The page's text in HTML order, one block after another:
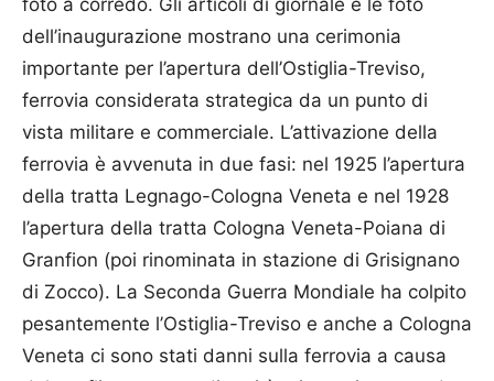
dell’inaugurazione mostrano una cerimonia
importante per l’apertura dell’Ostiglia-Treviso,
ferrovia considerata strategica da un punto di
vista militare e commerciale. L’attivazione della
ferrovia è avvenuta in due fasi: nel 1925 l’apertura
della tratta Legnago-Cologna Veneta e nel 1928
l’apertura della tratta Cologna Veneta-Poiana di
Granfion (poi rinominata in stazione di Grisignano
di Zocco). La Seconda Guerra Mondiale ha colpito
pesantemente l’Ostiglia-Treviso e anche a Cologna
Veneta ci sono stati danni sulla ferrovia a causa